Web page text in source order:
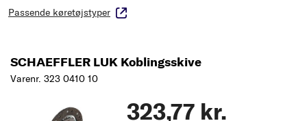
Passende køretøjstyper
SCHAEFFLER LUK Koblingsskive
Varenr. 323 0410 10
323,77 kr.